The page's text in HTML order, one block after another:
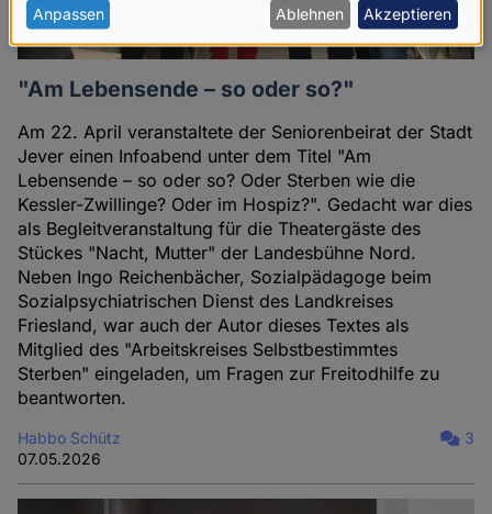
"Am Lebensende – so oder so?"
Am 22. April veranstaltete der Seniorenbeirat der Stadt
Jever einen Infoabend unter dem Titel "Am
Lebensende – so oder so? Oder Sterben wie die
Kessler-Zwillinge? Oder im Hospiz?". Gedacht war dies
als Begleitveranstaltung für die Theatergäste des
Stückes "Nacht, Mutter" der Landesbühne Nord.
Neben Ingo Reichenbächer, Sozialpädagoge beim
Sozialpsychiatrischen Dienst des Landkreises
Friesland, war auch der Autor dieses Textes als
Mitglied des "Arbeitskreises Selbstbestimmtes
Sterben" eingeladen, um Fragen zur Freitodhilfe zu
beantworten.
Habbo Schütz
07.05.2026
3
personenbezogenen
Daten
und
Anpassen Ablehnen Akzeptieren